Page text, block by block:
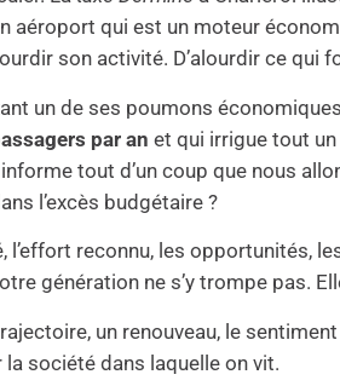
aéroport qui est un moteur
son activité. D’alourdir ce qui
un de ses poumons
par an et qui irrigue tout un
tout d’un coup que nous
l’excès budgétaire ?
reconnu, les opportunités,
génération ne s’y trompe pas.
un renouveau, le
la société dans laquelle on vit.